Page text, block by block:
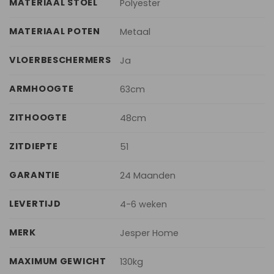
Polyester
MATERIAAL POTEN Metaal
VLOERBESCHERMERS Ja
ARMHOOGTE 63cm
ZITHOOGTE 48cm
ZITDIEPTE 51
GARANTIE 24 Maanden
LEVERTIJD 4-6 weken
MERK Jesper Home
MAXIMUM GEWICHT 130kg